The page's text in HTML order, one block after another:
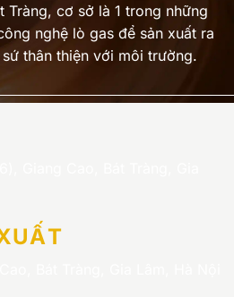
Tràng, cơ sở là 1 trong những
nghệ lò gas để sản xuất ra
thân thiện với môi trường.